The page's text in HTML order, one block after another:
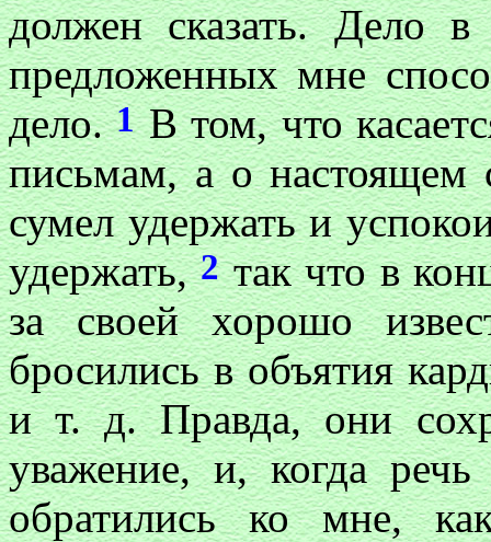
должен сказать. Дело
предложенных мне
дело.1В том, что
письмам, а о настоящем
сумел удержать и
удержать,2так что в
за своей хорошо
бросились в объятия
и т. д. Правда, они
уважение, и, когда
обратились ко мне,